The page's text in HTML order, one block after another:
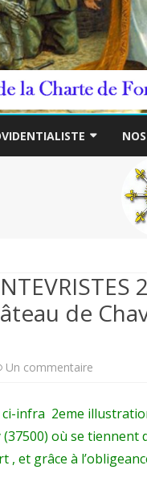
de
Un commentaire
2024
infra 2eme
où se
, et grâce à